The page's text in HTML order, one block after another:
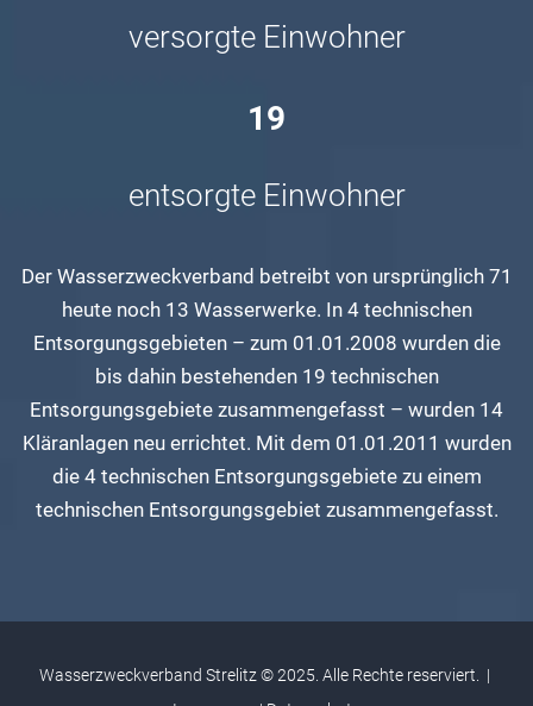
versorgte Einwohner
19
entsorgte Einwohner
Der Wasserzweckverband betreibt von ursprünglich 71
heute noch 13 Wasserwerke. In 4 technischen
Entsorgungsgebieten – zum 01.01.2008 wurden die
bis dahin bestehenden 19 technischen
Entsorgungsgebiete zusammengefasst – wurden 14
Kläranlagen neu errichtet. Mit dem 01.01.2011 wurden
die 4 technischen Entsorgungsgebiete zu einem
technischen Entsorgungsgebiet zusammengefasst.
Wasserzweckverband Strelitz © 2025. Alle Rechte reserviert. |